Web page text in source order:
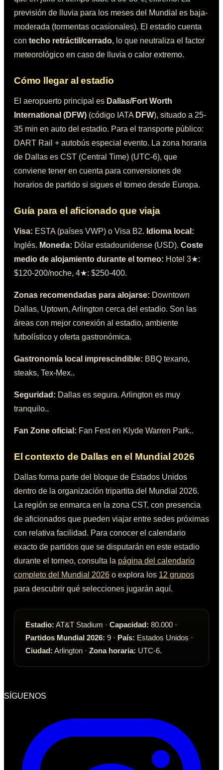
previsión de lluvia para los meses del Mundial es baja-
moderada (tormentas ocasionales). El estadio cuenta
con techo retráctil/cerrado, lo que neutraliza el factor
meteorológico en caso de lluvia o calor extremo.
Cómo llegar al estadio
El aeropuerto principal es Dallas/Fort Worth
International (DFW) (código IATA DFW), situado a 25-
35 min en auto del estadio. Para el transporte público:
DART Rail + autobús especial evento. La zona horaria
de Dallas es CST (Central Time) (UTC-6), que
conviene tener en cuenta para conversiones de
horarios de partido si sigues el torneo desde Europa.
Guía para el aficionado que viaja
Visa: ESTA (países VWP) o Visa B2. Idioma local:
Inglés. Moneda: Dólar estadounidense (USD). Coste
medio de alojamiento durante el torneo: Hotel 3★:
$120-200/noche, 4★: $250-400.
Zonas recomendadas para alojarse: Downtown
Dallas, Uptown, Arlington cerca del estadio. Son las
áreas con mejor conexión al estadio, ambiente
futbolístico y oferta gastronómica.
Gastronomía local imprescindible: BBQ texano,
steaks, Tex-Mex..
Seguridad: Dallas es segura. Arlington es muy
tranquilo..
Fan Zone oficial: Fan Fest en Klyde Warren Park..
El contexto de Dallas en el Mundial 2026
Dallas forma parte del bloque de Estados Unidos
dentro de la organización tripartita del Mundial 2026.
La región se enmarca en la zona CST, con presencia
de aficionados que pueden viajar entre sedes próximas
con relativa facilidad. Para conocer el calendario
exacto de partidos que se disputarán en este estadio
durante el torneo, consulta la página del calendario
completo del Mundial 2026 o explora los 12 grupos
para descubrir qué selecciones jugarán aquí.
Estadio: AT&T Stadium · Capacidad: 80.000 ·
Partidos Mundial 2026: 9 · País: Estados Unidos ·
Ciudad: Arlington · Zona horaria: UTC-6.
SÍGUENOS